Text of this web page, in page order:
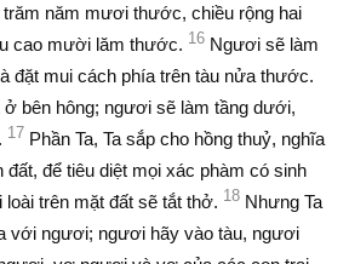
trăm năm mươi thước, chiều rộng hai
cao mười lăm thước. 16 Ngươi sẽ làm
đặt mui cách phía trên tàu nửa thước.
bên hông; ngươi sẽ làm tầng dưới,
17 Phần Ta, Ta sắp cho hồng thuỷ, nghĩa
để tiêu diệt mọi xác phàm có sinh
trên mặt đất sẽ tắt thở. 18 Nhưng Ta
với ngươi; ngươi hãy vào tàu, ngươi